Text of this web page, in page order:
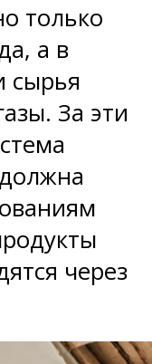
только
а в
сырья
За эти
через